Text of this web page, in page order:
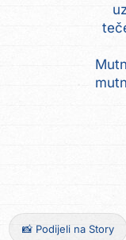
📸 Podijeli na Story